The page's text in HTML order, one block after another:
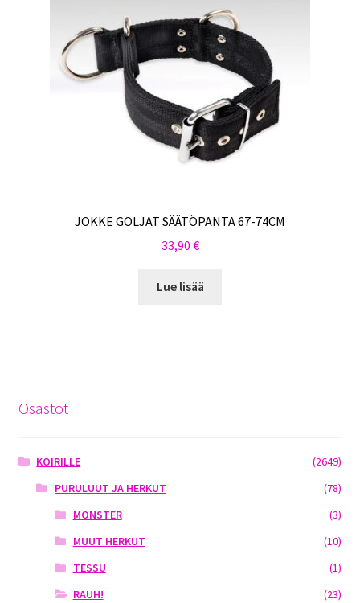
JOKKE GOLJAT SÄÄTÖPANTA 67-74CM
33,90 €
Lue lisää
Osastot
KOIRILLE
(2649)
PURULUUT JA HERKUT
(78)
MONSTER
(3)
MUUT HERKUT
(10)
TESSU
(1)
RAUH!
(23)